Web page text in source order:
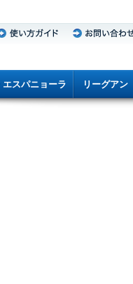
エスパニョーラ リーグアン